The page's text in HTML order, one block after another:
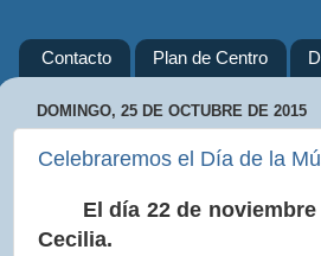
Contacto Plan de Centro
DOMINGO, 25 DE OCTUBRE DE 2015
Celebraremos el Día de la
El día 22 de noviembre
Cecilia.